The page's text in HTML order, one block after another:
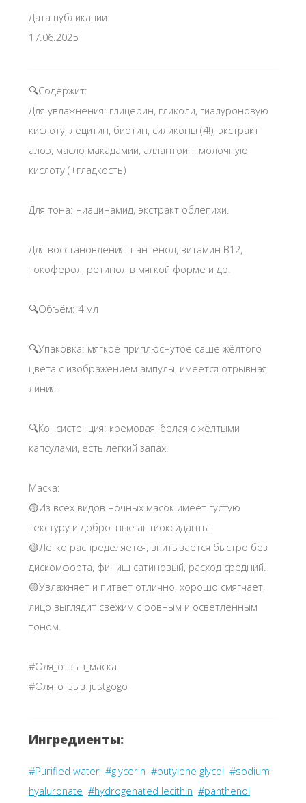
Дата публикации:
17.06.2025
🔍Содержит:
Для увлажнения: глицерин, гликоли, гиалуроновую
кислоту, лецитин, биотин, силиконы (4!), экстракт
алоэ, масло макадамии, аллантоин, молочную
кислоту (+гладкость)
Для тона: ниацинамид, экстракт облепихи.
Для восстановления: пантенол, витамин В12,
токоферол, ретинол в мягкой форме и др.
🔍Объём: 4 мл
🔍Упаковка: мягкое приплюснутое саше жёлтого
цвета с изображением ампулы, имеется отрывная
линия.
🔍Консистенция: кремовая, белая с жёлтыми
капсулами, есть легкий запах.
Маска:
🟡Из всех видов ночных масок имеет густую
текстуру и добротные антиоксиданты.
🟡Легко распределяется, впитывается быстро без
дискомфорта, финиш сатиновый, расход средний.
🟡Увлажняет и питает отлично, хорошо смягчает,
лицо выглядит свежим с ровным и осветленным
тоном.
#Оля_отзыв_маска
#Оля_отзыв_justgogo
Ингредиенты:
#Purified water #glycerin #butylene glycol #sodium
hyaluronate #hydrogenated lecithin #panthenol